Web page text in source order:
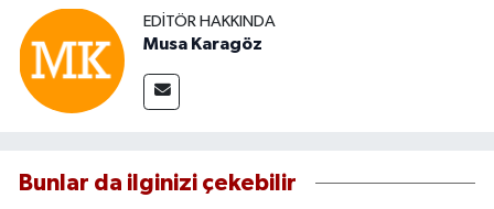
EDITÖR HAKKINDA
Musa Karagöz
Bunlar da ilginizi çekebilir